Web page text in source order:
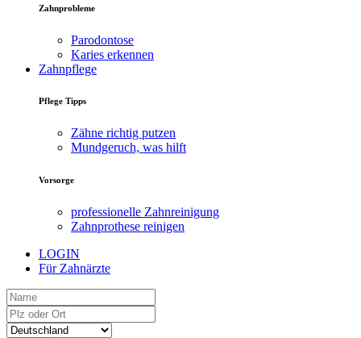
Zahnprobleme
Parodontose
Karies erkennen
Zahnpflege
Pflege Tipps
Zähne richtig putzen
Mundgeruch, was hilft
Vorsorge
professionelle Zahnreinigung
Zahnprothese reinigen
LOGIN
Für Zahnärzte